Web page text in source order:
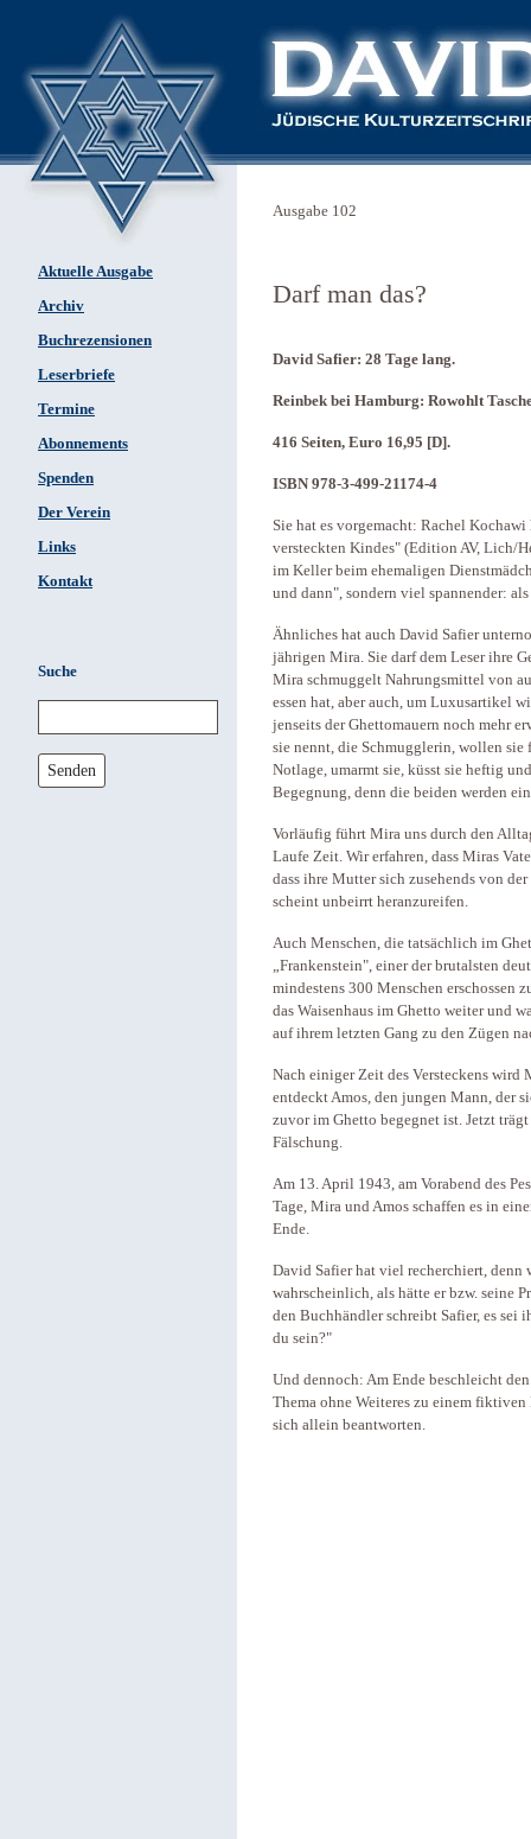
Aktuelle Ausgabe
Archiv
Buchrezensionen
Leserbriefe
Termine
Abonnements
Spenden
Der Verein
Links
Kontakt
Suche
Senden
Ausgabe 102
Darf man das?
David Safier: 28 Tage lang.
Reinbek bei Hamburg: Rowohlt
416 Seiten, Euro 16,95 [D].
ISBN 978-3-499-21174-4
Sie hat es vorgemacht: Rachel
versteckten Kindes" (Edition AV, Lich/
im Keller beim ehemaligen
und dann", sondern viel spannender:
Ähnliches hat auch David Safier
jährigen Mira. Sie darf dem Leser ihre
Mira schmuggelt Nahrungsmittel von
essen hat, aber auch, um Luxusartikel
jenseits der Ghettomauern noch mehr
sie nennt, die Schmugglerin, wollen
Notlage, umarmt sie, küsst sie heftig
Begegnung, denn die beiden werden
Vorläufig führt Mira uns durch den
Laufe Zeit. Wir erfahren, dass Miras
dass ihre Mutter sich zusehends von
scheint unbeirrt heranzureifen.
Auch Menschen, die tatsächlich im
„Frankenstein", einer der brutalsten
mindestens 300 Menschen erschossen
das Waisenhaus im Ghetto weiter und
auf ihrem letzten Gang zu den Zügen
Nach einiger Zeit des Versteckens
entdeckt Amos, den jungen Mann, der
zuvor im Ghetto begegnet ist. Jetzt
Fälschung.
Am 13. April 1943, am Vorabend des
Tage, Mira und Amos schaffen es in
Ende.
David Safier hat viel recherchiert, denn
wahrscheinlich, als hätte er bzw. seine
den Buchhändler schreibt Safier, es sei
du sein?"
Und dennoch: Am Ende beschleicht
Thema ohne Weiteres zu einem
sich allein beantworten.